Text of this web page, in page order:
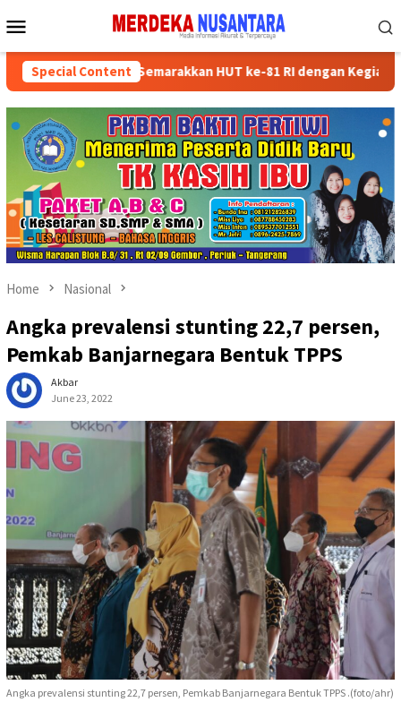
to
Menu
Special Content
Partai Semarakkan HUT ke-81 RI dengan Kegiatan Sosial
Home Nasional
Angka prevalensi stunting 22,7 persen,
Pemkab Banjarnegara Bentuk TPPS
Akbar
June 23, 2022
Angka prevalensi stunting 22,7 persen, Pemkab Banjarnegara Bentuk TPPS .(foto/ahr)